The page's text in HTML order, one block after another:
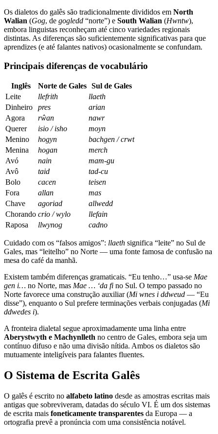
Os dialetos do galês são tradicionalmente divididos em North
Walian (Gog, de gogledd “norte”) e South Walian (Hwntw),
embora linguistas reconheçam até cinco variedades regionais
distintas. As diferenças são suficientemente significativas para que
aprendizes (e até falantes nativos) ocasionalmente se confundam.
Principais diferenças de vocabulário
Inglês Norte de Gales Sul de Gales
Leite
llefrith
llaeth
Dinheiro
pres
arian
Agora
rŵan
nawr
Querer
isio / isho
moyn
Menino
hogyn
bachgen / crwt
Menina
hogan
merch
Avó
nain
mam-gu
Avô
taid
tad-cu
Bolo
cacen
teisen
Fora
allan
mas
Chave
agoriad
allwedd
Chorando crio / wylo
llefain
Raposa
llwynog cadno
Cuidado com os “falsos amigos”: llaeth significa “leite” no Sul de
Gales, mas “leitelho” no Norte — uma fonte famosa de confusão na
mesa do café da manhã.
Existem também diferenças gramaticais. “Eu tenho…” usa-se Mae
gen i… no Norte, mas Mae … ‘da fi no Sul. O tempo passado no
Norte favorece uma construção auxiliar (Mi wnes i ddweud — “Eu
disse”), enquanto o Sul prefere terminações verbais conjugadas (Mi
ddwedes i).
A fronteira dialetal segue aproximadamente uma linha entre
Aberystwyth e Machynlleth no centro de Gales, embora seja um
contínuo difuso e não uma divisão nítida. Ambos os dialetos são
mutuamente inteligíveis para falantes fluentes.
O Sistema de Escrita Galês
O galês é escrito no alfabeto latino desde as amostras escritas mais
antigas que sobreviveram, datadas do século VI. É um dos sistemas
de escrita mais foneticamente transparentes da Europa — a
ortografia prevê a pronúncia com uma consistência notável.